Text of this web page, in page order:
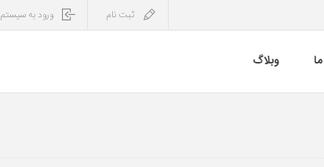
ثبت نام ورود به سیستم
وبلاگ